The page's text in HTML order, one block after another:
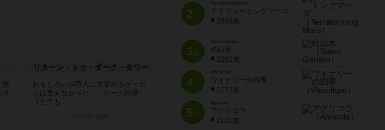
発
リターン・トゥ・ダーク・タワー
おもしろいが万人にすすめるゲーム
とは言えなかった。・ゲーム内容
（とても...
2位
Terraforming Mars
テラフォーミングマーズ
2396名
3位
Stone Garden
枯山水
2281名
4位
Viticulture
ワイナリーの四季
2272名
5位
Agricola
アグリコラ
2120名